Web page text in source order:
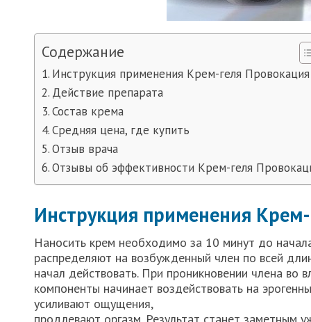
Содержание
Инструкция применения Крем-геля Провокация
Действие препарата
Состав крема
Средняя цена, где купить
Отзыв врача
Отзывы об эффективности Крем-геля
Инструкция применения
Наносить крем необходимо за 10 минут до
распределяют на возбужденный член по всей
начал действовать. При проникновении члена во
компоненты начинает воздействовать на
усиливают ощущения,